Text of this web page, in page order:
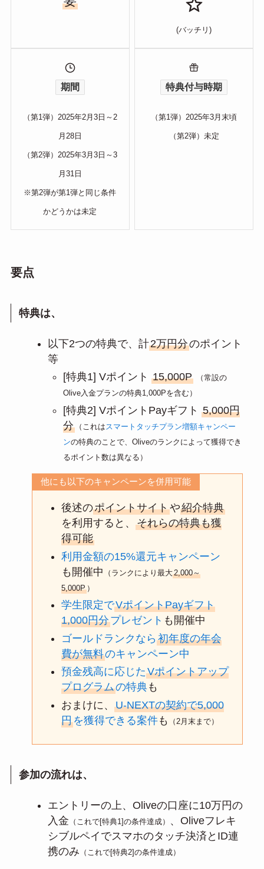
(バッチリ)
期間
（第1弾）2025年2月3日～2
月28日
（第2弾）2025年3月3日～3
月31日
※第2弾が第1弾と同じ条件
かどうかは未定
特典付与時期
（第1弾）2025年3月末頃
（第2弾）未定
要点
特典は、
以下2つの特典で、計2万円分のポイント
等
[特典1] Vポイント15,000P
（常設の
Olive入金プランの特典1,000Pを含む）
[特典2] VポイントPayギフト5,000円
分
（これは スマートタッチプラン増額キャンペー
ンの特典のことで、Oliveのランクによって獲得でき
るポイント数は異なる）
他にも以下のキャンペーンを併用可能
後述のポイントサイトや紹介特典
を利用すると、 それらの特典も獲
得可能
利用金額の15%還元キャンペーン
も開催中
（ランクにより最大2,000～
5,000P）
学生限定でVポイントPayギフト
1,000円分プレゼント も開催中
ゴールドランクなら 初年度の年会
費が無料のキャンペーン中
預金残高に応じたVポイントアップ
プログラムの特典も
おまけに、 U-NEXTの契約で5,000
円を獲得できる案件も （2月末まで）
参加の流れは、
エントリーの上、Oliveの口座に10万円の
入金 （これで[特典1]の条件達成）
、Oliveフレキ
シブルペイでスマホのタッチ決済とID連
携のみ （これで[特典2]の条件達成）